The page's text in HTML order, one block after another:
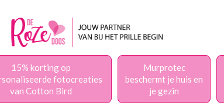
15% korting op
fotocreaties
van Cotton Bird
Murprotec
beschermt je huis en
je gezin